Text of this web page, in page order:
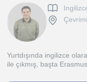
Yurtdışında ingilizce
ile çıkmış, başta